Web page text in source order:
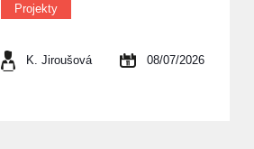
Projekty
K. Jiroušová 08/07/2026